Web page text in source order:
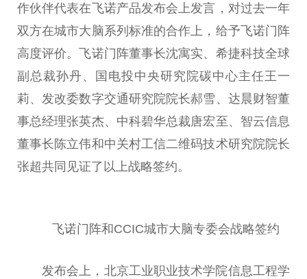
作伙伴代表在飞诺产品发布会上发言，对过去一年
双方在城市大脑系列标准的合作上，给予飞诺门阵
高度评价。飞诺门阵董事长沈寓实、希捷科技全球
副总裁孙丹、国电投中央研究院碳中心主任王一
莉、发改委数字交通研究院院长郝雪、达晨财智董
事总经理张英杰、中科碧华总裁唐宏至、智云信息
董事长陈立伟和中关村工信二维码技术研究院院长
张超共同见证了以上战略签约。
飞诺门阵和CCIC城市大脑专委会战略签约
发布会上，北京工业职业技术学院信息工程学